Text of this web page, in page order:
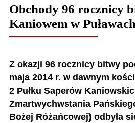
Obchody 96 rocznicy
Kaniowem w Puławach
Z okazji 96 rocznicy bitwy
maja 2014 r. w dawnym
2 Pułku Saperów
Zmartwychwstania
Bożej Różańcowej) odbyła